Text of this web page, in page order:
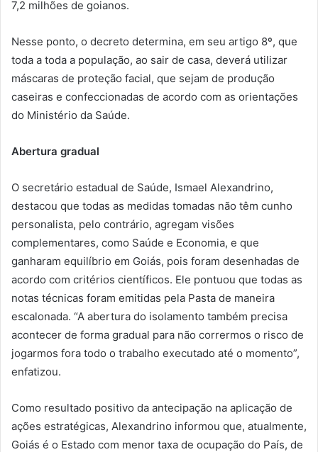
7,2 milhões de goianos.
Nesse ponto, o decreto determina, em seu artigo 8º, que
toda a toda a população, ao sair de casa, deverá utilizar
máscaras de proteção facial, que sejam de produção
caseiras e confeccionadas de acordo com as orientações
do Ministério da Saúde.
Abertura gradual
O secretário estadual de Saúde, Ismael Alexandrino,
destacou que todas as medidas tomadas não têm cunho
personalista, pelo contrário, agregam visões
complementares, como Saúde e Economia, e que
ganharam equilíbrio em Goiás, pois foram desenhadas de
acordo com critérios científicos. Ele pontuou que todas as
notas técnicas foram emitidas pela Pasta de maneira
escalonada. “A abertura do isolamento também precisa
acontecer de forma gradual para não corrermos o risco de
jogarmos fora todo o trabalho executado até o momento”,
enfatizou.
Como resultado positivo da antecipação na aplicação de
ações estratégicas, Alexandrino informou que, atualmente,
Goiás é o Estado com menor taxa de ocupação do País, de